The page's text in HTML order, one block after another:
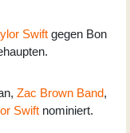
Swift gegen Bon
Zac Brown Band,
Swift nominiert.